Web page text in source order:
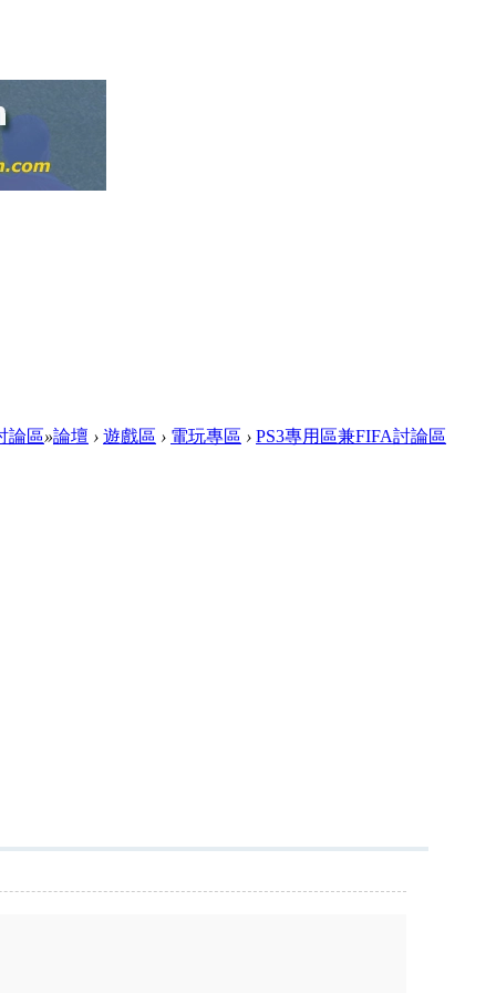
論區»論壇 › 遊戲區 › 電玩專區 › PS3專用區兼FIFA討論區